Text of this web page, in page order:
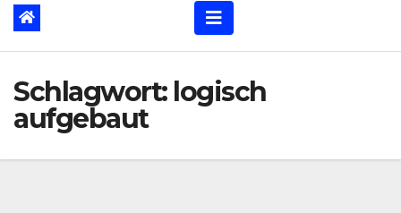
Schlagwort: logisch
aufgebaut